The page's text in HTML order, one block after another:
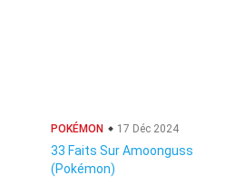
POKÉMON 17 Déc 2024
33 Faits Sur Amoonguss
(Pokémon)